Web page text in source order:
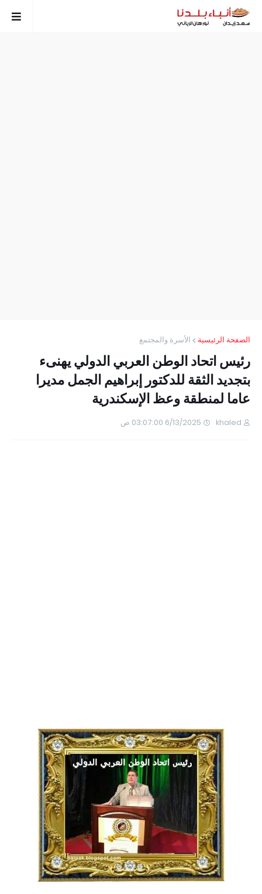
الصفحة الرئيسية الأسرة والمجتمع
رئيس اتحاد الوطن العربي الدولي يهنىء
بتجديد الثقة للدكتور إبراهيم الجمل مديرا
عاما لمنطقة وعظ الإسكندرية
khaled 6/13/2025 03:07:00 ص